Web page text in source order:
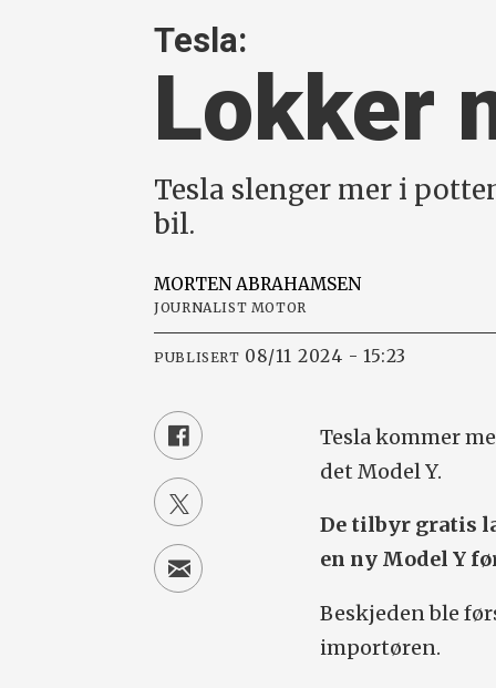
Tesla:
Lokker
Tesla slenger mer i
bil.
MORTEN ABRAHAMSEN
JOURNALIST MOTOR
PUBLISERT 08/11 2024 - 15:23
Tesla kommer
det Model Y.
De tilbyr gratis
en ny Model Y
Beskjeden ble
importøren.